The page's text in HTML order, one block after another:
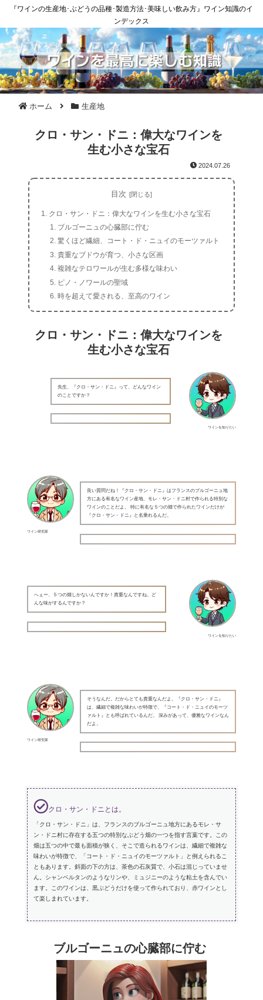
『ワインの生産地･ぶどうの品種･製造方法･美味しい飲み方』ワイン知識のイ
ンデックス
ホーム 生産地
クロ・サン・ドニ：偉大なワインを
生む小さな宝石
2024.07.26
目次
クロ・サン・ドニ：偉大なワインを生む小さな宝石
ブルゴーニュの心臓部に佇む
驚くほど繊細、コート・ド・ニュイのモーツァルト
貴重なブドウが育つ、小さな区画
複雑なテロワールが生む多様な味わい
ピノ・ノワールの聖域
時を超えて愛される、至高のワイン
クロ・サン・ドニ：偉大なワインを
生む小さな宝石
ワインを知りたい
先生、『クロ・サン・ドニ』って、どんなワイン
のことですか？
ワイン研究家
良い質問だね！『クロ・サン・ドニ』はフランスのブルゴーニュ地
方にある有名なワイン産地、モレ・サン・ドニ村で作られる特別な
ワインのことだよ。 特に有名な５つの畑で作られたワインだけが
『クロ・サン・ドニ』と名乗れるんだ。
ワインを知りたい
へぇー、５つの畑しかないんですか！貴重なんですね。ど
んな味がするんですか？
ワイン研究家
そうなんだ。だからとても貴重なんだよ。『クロ・サン・ドニ』
は、繊細で複雑な味わいが特徴で、『コート・ド・ニュイのモーツ
ァルト』とも呼ばれているんだ。 深みがあって、優雅なワインなん
だよ。
クロ・サン・ドニとは。
「クロ・サン・ドニ」は、フランスのブルゴーニュ地方にあるモレ・サ
ン・ドニ村に存在する五つの特別なぶどう畑の一つを指す言葉です。この
畑は五つの中で最も面積が狭く、そこで造られるワインは、繊細で複雑な
味わいが特徴で、「コート・ド・ニュイのモーツァルト」と例えられるこ
ともあります。斜面の下の方は、茶色の石灰質で、小石は混じっていませ
ん。シャンベルタンのようなリンや、ミュジニーのような粘土を含んでい
ます。このワインは、黒ぶどうだけを使って作られており、赤ワインとし
て楽しまれています。
ブルゴーニュの心臓部に佇む